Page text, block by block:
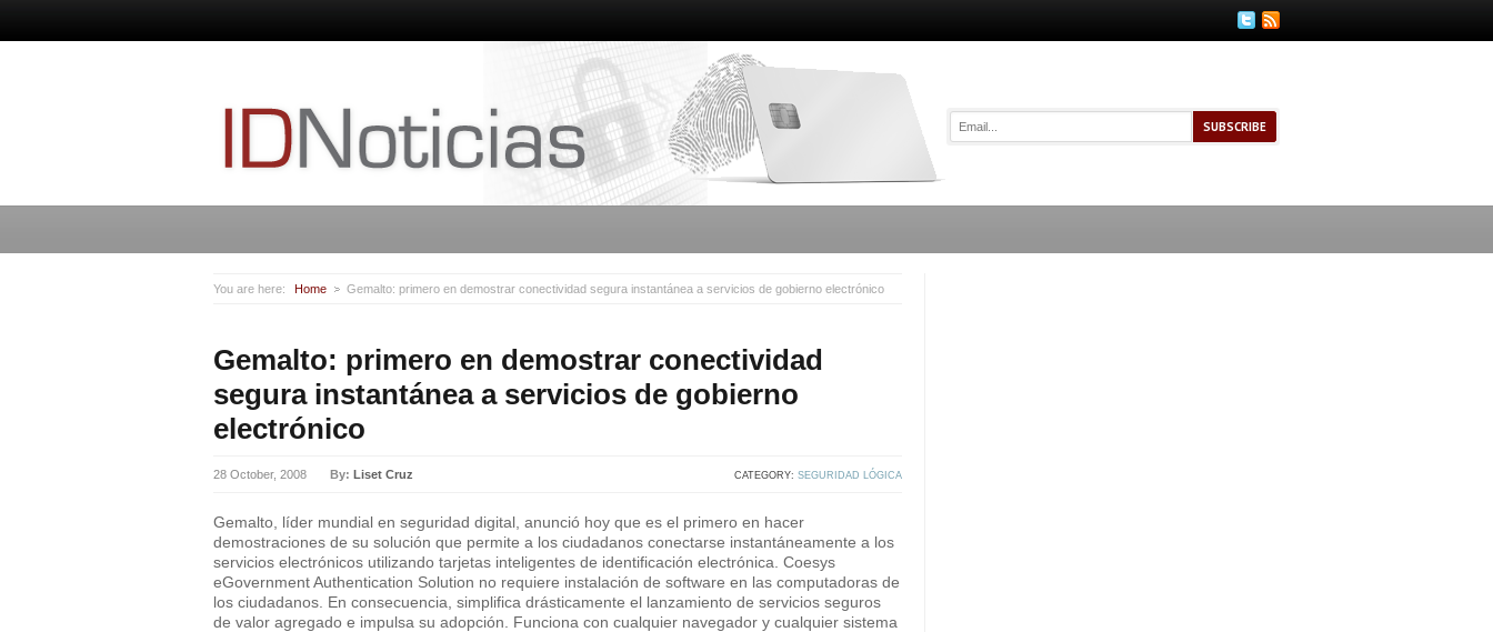
You are here: Home Gemalto: primero en demostrar conectividad segura instantánea a servicios de gobierno electrónico
Gemalto: primero en demostrar conectividad
segura instantánea a servicios de gobierno
electrónico
28 October, 2008 By: Liset Cruz CATEGORY: SEGURIDAD LÓGICA
Gemalto, líder mundial en seguridad digital, anunció hoy que es el primero en hacer
demostraciones de su solución que permite a los ciudadanos conectarse instantáneamente a los
servicios electrónicos utilizando tarjetas inteligentes de identificación electrónica. Coesys
eGovernment Authentication Solution no requiere instalación de software en las computadoras de
los ciudadanos. En consecuencia, simplifica drásticamente el lanzamiento de servicios seguros
de valor agregado e impulsa su adopción. Funciona con cualquier navegador y cualquier sistema